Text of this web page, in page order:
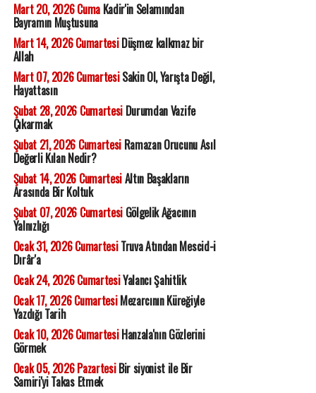
Mart 20, 2026 CumaKadir'in Selamından
Bayramın Muştusuna
Mart 14, 2026 CumartesiDüşmez kalkmaz bir
Allah
Mart 07, 2026 CumartesiSakin Ol, Yarışta Değil,
Hayattasın
Şubat 28, 2026 CumartesiDurumdan Vazife
Çıkarmak
Şubat 21, 2026 CumartesiRamazan Orucunu Asıl
Değerli Kılan Nedir?
Şubat 14, 2026 CumartesiAltın Başakların
Arasında Bir Koltuk
Şubat 07, 2026 CumartesiGölgelik Ağacının
Yalnızlığı
Ocak 31, 2026 CumartesiTruva Atından Mescid-i
Dırâr'a
Ocak 24, 2026 CumartesiYalancı Şahitlik
Ocak 17, 2026 CumartesiMezarcının Küreğiyle
Yazdığı Tarih
Ocak 10, 2026 CumartesiHanzala'nın Gözlerini
Görmek
Ocak 05, 2026 PazartesiBir siyonist ile Bir
Samiri'yi Takas Etmek